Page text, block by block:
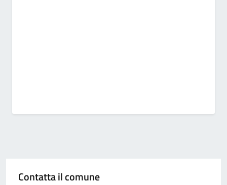
Contatta il comune